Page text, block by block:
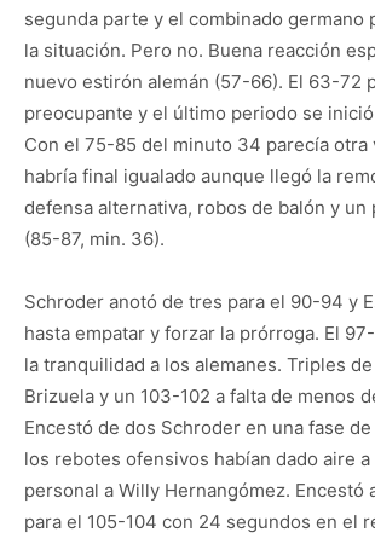
segunda parte y el combinado germano
la situación. Pero no. Buena reacción
nuevo estirón alemán (57-66). El 63-72
preocupante y el último periodo se
Con el 75-85 del minuto 34 parecía otra
habría final igualado aunque llegó la
defensa alternativa, robos de balón y un
(85-87, min. 36).
Schroder anotó de tres para el 90-94 y
hasta empatar y forzar la prórroga. El
la tranquilidad a los alemanes. Triples
Brizuela y un 103-102 a falta de menos
Encestó de dos Schroder en una fase
los rebotes ofensivos habían dado aire a
personal a Willy Hernangómez. Encestó
para el 105-104 con 24 segundos en el